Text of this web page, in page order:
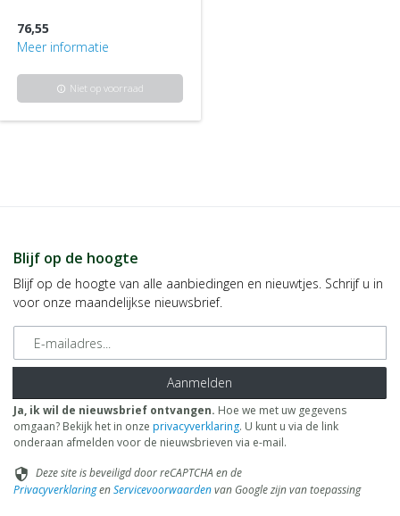
76,55
Meer informatie
info Niet op voorraad
Blijf op de hoogte
Blijf op de hoogte van alle aanbiedingen en nieuwtjes. Schrijf u in
voor onze maandelijkse nieuwsbrief.
E-mailadres
Aanmelden
Ja, ik wil de nieuwsbrief ontvangen. Hoe we met uw gegevens
omgaan? Bekijk het in onze privacyverklaring. U kunt u via de link
onderaan afmelden voor de nieuwsbrieven via e-mail.
security Deze site is beveiligd door reCAPTCHA en de
PrivacyverklaringenServicevoorwaardenvan Google zijn van toepassing